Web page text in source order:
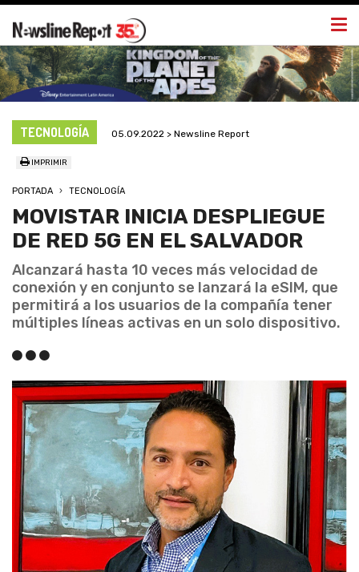
TECNOLOGÍA 05.09.2022 > Newsline Report
IMPRIMIR
PORTADA TECNOLOGÍA
MOVISTAR INICIA DESPLIEGUE
DE RED 5G EN EL SALVADOR
Alcanzará hasta 10 veces más velocidad de
conexión y en conjunto se lanzará la eSIM, que
permitirá a los usuarios de la compañía tener
múltiples líneas activas en un solo dispositivo.